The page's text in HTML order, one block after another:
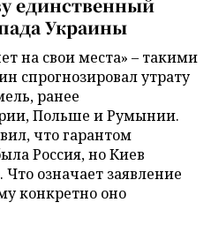
единственный
Украины
на свои места» – такими
спрогнозировал утрату
ранее
Польше и Румынии.
что гарантом
Россия, но Киев
означает заявление
конкретно оно